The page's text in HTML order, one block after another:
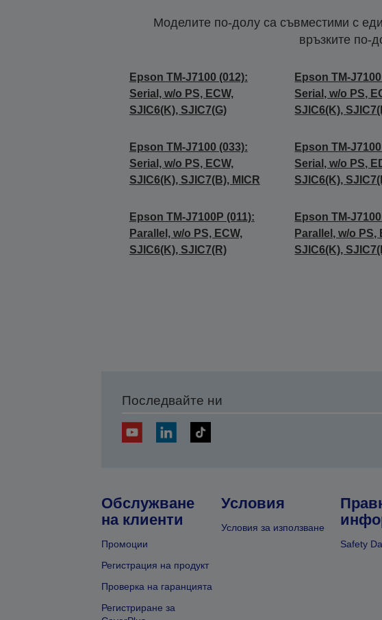
Моделите по-долу са съвместими с
връзките по-
Epson TM-J7100 (012):
Serial, w/o PS, ECW,
SJIC6(K), SJIC7(G)
Epson TM-
Serial, w/o PS,
SJIC6(K),
Epson TM-J7100 (033):
Serial, w/o PS, ECW,
SJIC6(K), SJIC7(B), MICR
Epson TM-
Serial, w/o PS,
SJIC6(K),
Epson TM-J7100P (011):
Parallel, w/o PS, ECW,
SJIC6(K), SJIC7(R)
Epson TM-
Parallel, w/o PS,
SJIC6(K),
Последвайте ни
Обслужване
на клиенти
Промоции
Регистрация на продукт
Проверка на гаранцията
Регистриране за
Условия
Условия за използване
Safety